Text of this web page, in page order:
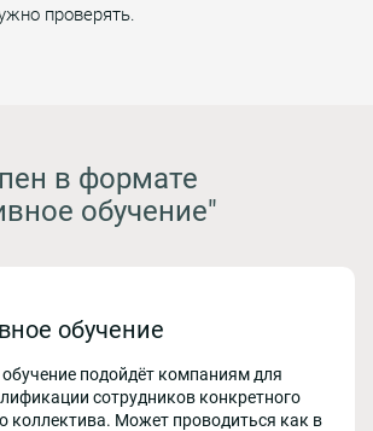
проверять.
в формате
обучение"
обучение
подойдёт компаниям для
сотрудников конкретного
коллектива. Может проводиться как в